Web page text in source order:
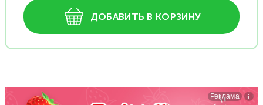
ДОБАВИТЬ В КОРЗИНУ